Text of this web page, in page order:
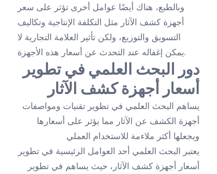
وبالطبع، هناك أيضًا عوامل أخرى تؤثر على سعر
أجهزة كشف الآثار مثل التكلفة الإنتاجية وتكاليف
التسويق والتوزيع، ولكن تأثير العلامة التجارية لا
يمكن إغفاله عند التحدث عن أسعار هذه الأجهزة.
دور البحث العلمي في تطوير
أسعار أجهزة كشف الآثار
يساهم البحث العلمي في تطوير تقنيات ومواصفات
أجهزة الكشف عن الآثار مما يؤثر على أسعارها
ويجعلها أكثر ملاءمة للاستخدام العملي
يعتبر البحث العلمي أحد العوامل الرئيسية في تطوير
أسعار أجهزة كشف الآثار، حيث يساهم في تطوير